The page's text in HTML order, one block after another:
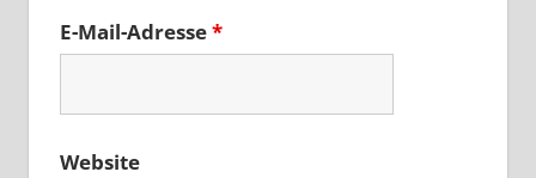
E-Mail-Adresse*
Website